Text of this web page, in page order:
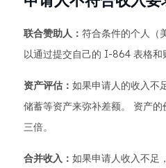
联合赞助人： 符合条件的个人（
以通过提交自己的 I-864 表格和
资产评估： 如果申请人的收入不
储蓄等资产来弥补差额。 资产
三倍。
合并收入： 如果申请人收入不足